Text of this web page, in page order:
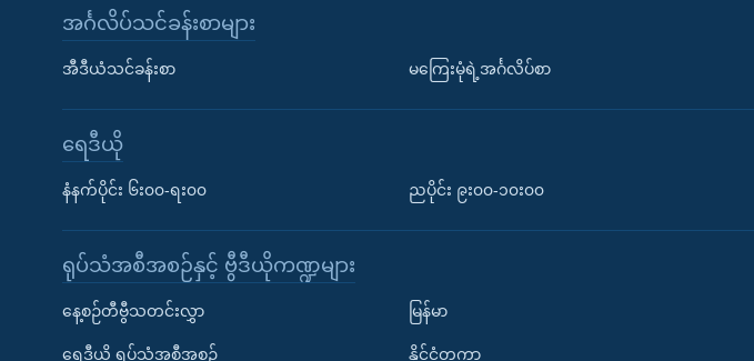
အင်္ဂလိပ်သင်ခန်းစာများ
အီဒီယံသင်ခန်းစာ မကြေးမုံရဲ့အင်္ဂလိပ်စာ
ရေဒီယို
နံနက်ပိုင်း ၆း၀၀-ရး၀၀ ညပိုင်း ၉း၀၀-၁၀း၀၀
ရုပ်သံအစီအစဉ်နှင့် ဗွီဒီယိုကဏ္ဍများ
နေ့စဉ်တီဗွီသတင်းလွှာ
ရေဒီယို ရုပ်သံအစီအစဉ်
မြန်မာ
နိုင်ငံတကာ